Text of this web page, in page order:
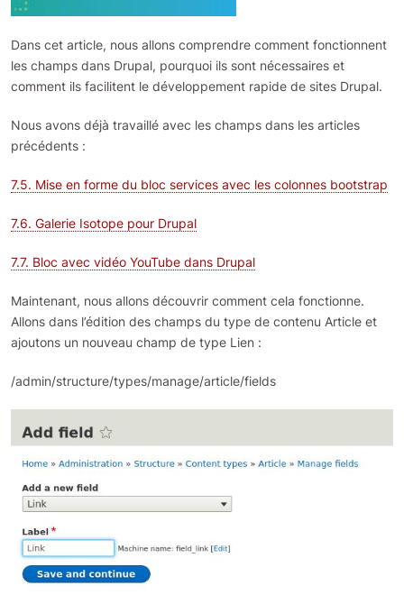
Dans cet article, nous allons comprendre comment fonctionnent
les champs dans Drupal, pourquoi ils sont nécessaires et
comment ils facilitent le développement rapide de sites Drupal.
Nous avons déjà travaillé avec les champs dans les articles
précédents :
7.5. Mise en forme du bloc services avec les colonnes bootstrap
7.6. Galerie Isotope pour Drupal
7.7. Bloc avec vidéo YouTube dans Drupal
Maintenant, nous allons découvrir comment cela fonctionne.
Allons dans l’édition des champs du type de contenu Article et
ajoutons un nouveau champ de type Lien :
/admin/structure/types/manage/article/fields